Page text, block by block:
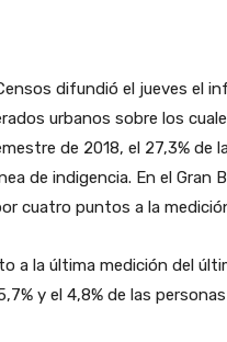
difundió el jueves el
urbanos sobre los
de 2018, el 27,3% de
de indigencia. En el Gran
cuatro puntos a la
a la última medición del
y el 4,8% de las